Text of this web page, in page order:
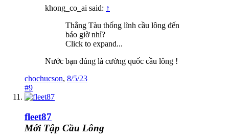
khong_co_ai said: ↑
Thằng Tàu thống lĩnh cầu lông đến
báo giờ nhỉ?
Click to expand...
Nước bạn đúng là cường quốc cầu lông !
chochucson, 8/5/23
#9
fleet87
Mới Tập Cầu Lông